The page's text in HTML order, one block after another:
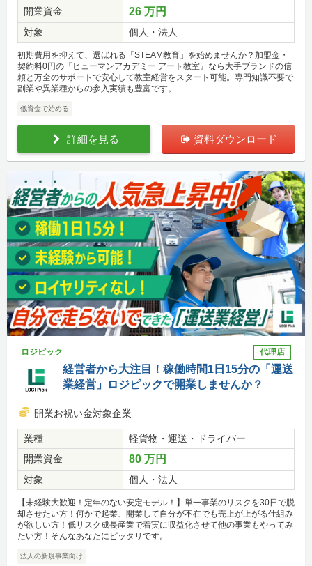
開業資金
26 万円
対象 個人・法人
初期費用を抑えて、選ばれる「STEAM教育」を始めませんか？加盟金・
契約料0円の『ヒューマンアカデミー アート教室』なら大手ブランドの信
頼と万全のサポートで安心して教室経営をスタート可能。専門知識不要で
副業や異業種からの参入実績も豊富です。
低資金で始める
詳細を見る 資料ダウンロード
ロジピック 代理店
経営者から大注目！稼働時間1日15分の「運送
業経営」ロジピックで開業しませんか？
開業お祝い金対象企業
業種
軽貨物・運送・ドライバー
開業資金
80 万円
対象 個人・法人
【未経験大歓迎！定年のない安定モデル！】単一事業のリスクを30日で脱
却させたい方！何かで起業、開業して自分が不在でも売上が上がる仕組み
が欲しい方！低リスク成長産業で着実に収益化させて他の事業もやってみ
たい方！そんなあなたにピッタリです。
法人の新規事業向け